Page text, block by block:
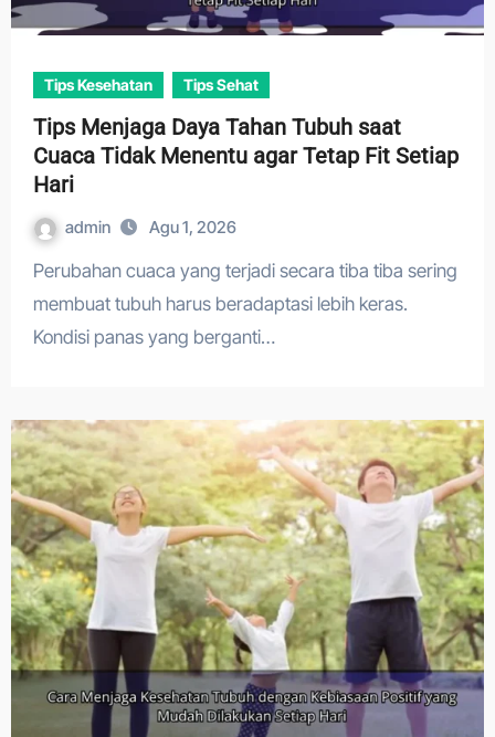
Tips Kesehatan Tips Sehat
Tips Menjaga Daya Tahan Tubuh saat
Cuaca Tidak Menentu agar Tetap Fit Setiap
Hari
admin Agu 1, 2026
Perubahan cuaca yang terjadi secara tiba tiba sering
membuat tubuh harus beradaptasi lebih keras.
Kondisi panas yang berganti…